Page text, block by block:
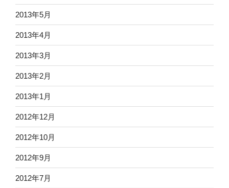
2013年5月
2013年4月
2013年3月
2013年2月
2013年1月
2012年12月
2012年10月
2012年9月
2012年7月